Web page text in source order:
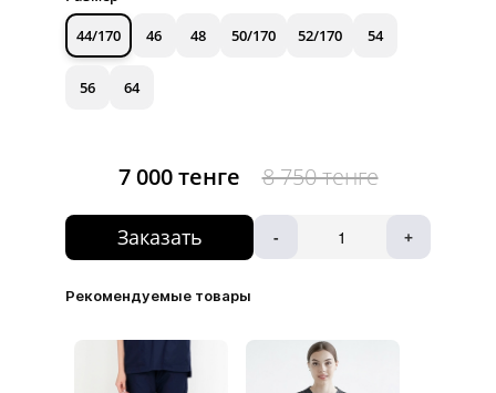
7 000 тенге 8 750 тенге
44/170
46 48 50/170 52/170 54
56 64
Заказать - +
Рекомендуемые товары